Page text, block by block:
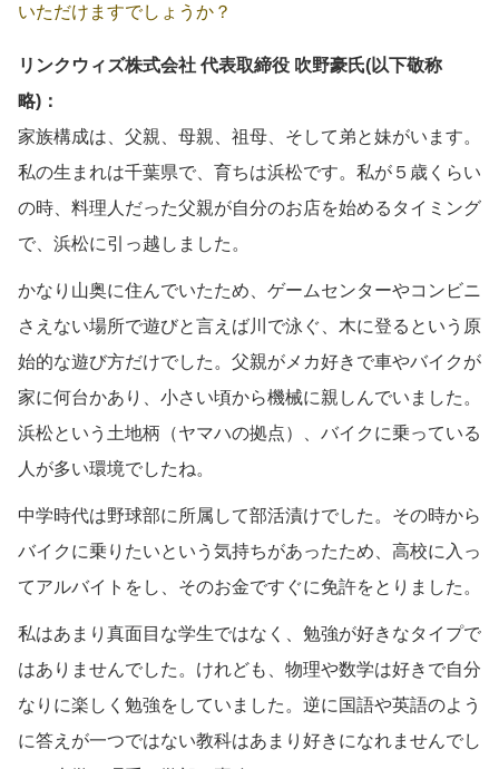
いただけますでしょうか？
リンクウィズ株式会社 代表取締役 吹野豪氏(以下敬称
略)：
家族構成は、父親、母親、祖母、そして弟と妹がいます。
私の生まれは千葉県で、育ちは浜松です。私が５歳くらい
の時、料理人だった父親が自分のお店を始めるタイミング
で、浜松に引っ越しました。
かなり山奥に住んでいたため、ゲームセンターやコンビニ
さえない場所で遊びと言えば川で泳ぐ、木に登るという原
始的な遊び方だけでした。父親がメカ好きで車やバイクが
家に何台かあり、小さい頃から機械に親しんでいました。
浜松という土地柄（ヤマハの拠点）、バイクに乗っている
人が多い環境でしたね。
中学時代は野球部に所属して部活漬けでした。その時から
バイクに乗りたいという気持ちがあったため、高校に入っ
てアルバイトをし、そのお金ですぐに免許をとりました。
私はあまり真面目な学生ではなく、勉強が好きなタイプで
はありませんでした。けれども、物理や数学は好きで自分
なりに楽しく勉強をしていました。逆に国語や英語のよう
に答えが一つではない教科はあまり好きになれませんでし